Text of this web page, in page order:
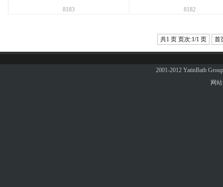
8183 8182
共1 页 页次:1/1 页 首
2001-2012 YatinBath
网